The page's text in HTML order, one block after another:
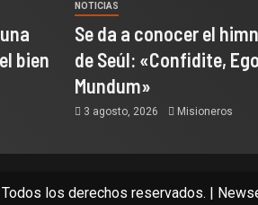
bien
NOTICIAS
Se da a conocer el
de Seúl: «Confidite,
Mundum»
3 agosto, 2026 Misioneros
los derechos reservados. |